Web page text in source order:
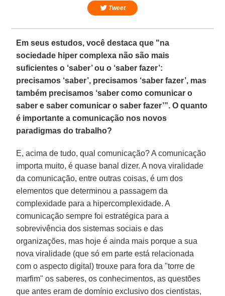
Tweet
Em seus estudos, você destaca que "na
sociedade hiper complexa não são mais
suficientes o ‘saber’ ou o ‘saber fazer’:
precisamos ‘saber’, precisamos ‘saber fazer’, mas
também precisamos ‘saber como comunicar o
saber e saber comunicar o saber fazer’”. O quanto
é importante a comunicação nos novos
paradigmas do trabalho?
E, acima de tudo, qual comunicação? A comunicação
importa muito, é quase banal dizer. A nova viralidade
da comunicação, entre outras coisas, é um dos
elementos que determinou a passagem da
complexidade para a hipercomplexidade. A
comunicação sempre foi estratégica para a
sobrevivência dos sistemas sociais e das
organizações, mas hoje é ainda mais porque a sua
nova viralidade (que só em parte está relacionada
com o aspecto digital) trouxe para fora da "torre de
marfim" os saberes, os conhecimentos, as questões
que antes eram de domínio exclusivo dos cientistas,